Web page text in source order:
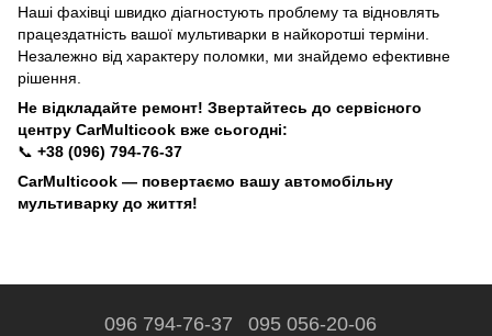
Наші фахівці швидко діагностують проблему та відновлять
працездатність вашої мультиварки в найкоротші терміни.
Незалежно від характеру поломки, ми знайдемо ефективне
рішення.
Не відкладайте ремонт! Звертайтесь до сервісного
центру CarMulticook вже сьогодні:
📞 +38 (096) 794-76-37
CarMulticook — повертаємо вашу автомобільну
мультиварку до життя!
096 794-76-37 095 056-20-06